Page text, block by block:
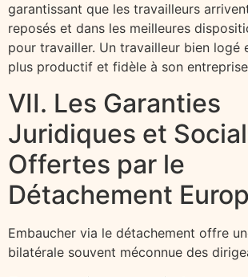
garantissant que les travailleurs
reposés et dans les meilleures
pour travailler. Un travailleur bien logé
plus productif et fidèle à son entreprise
VII. Les Garanties
Juridiques et
Offertes par le
Détachement
Embaucher via le détachement offre
bilatérale souvent méconnue des